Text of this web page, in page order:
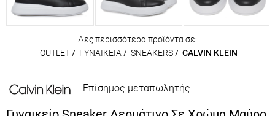
Δες περισσότερα προϊόντα σε:
OUTLET/ ΓΥΝΑΙΚΕΙΑ / SNEAKERS/ CALVIN KLEIN
Επίσημος μεταπωλητής